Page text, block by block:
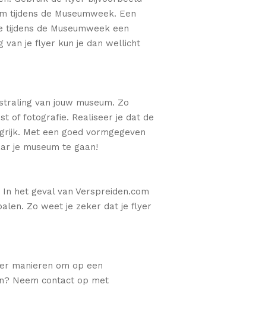
tijdens de Museumweek. Een
de Museumweek een
van je flyer kun je dan wellicht
van jouw museum. Zo
of fotografie. Realiseer je dat de
Met een goed vormgegeven
je museum te gaan!
het geval van Verspreiden.com
Zo weet je zeker dat je flyer
manieren om op een
Neem contact op met